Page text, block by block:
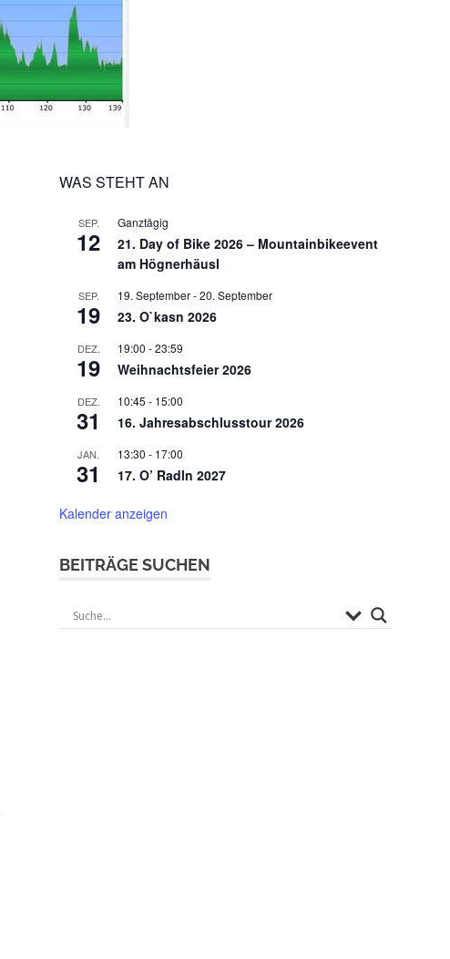
WAS STEHT AN
SEP.
12
Ganztägig
21. Day of Bike 2026 – Mountainbikeevent
am Högnerhäusl
SEP.
19
19. September-20. September
23. O`kasn 2026
DEZ.
19
19:00 -23:59
Weihnachtsfeier 2026
DEZ.
31
10:45 - 15:00
16. Jahresabschlusstour 2026
JAN.
31
13:30 - 17:00
17. O’ Radln 2027
Kalender anzeigen
BEITRÄGE SUCHEN